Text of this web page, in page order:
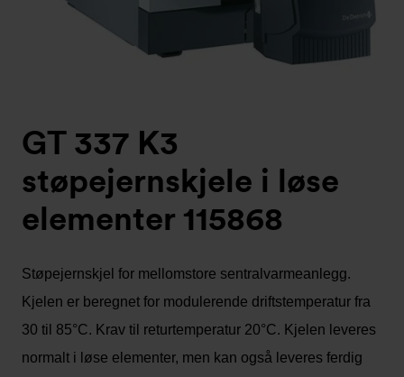
GT 337 K3
støpejernskjele i løse
elementer 115868
Støpejernskjel for mellomstore sentralvarmeanlegg.
Kjelen er beregnet for modulerende driftstemperatur fra
30 til 85°C. Krav til returtemperatur 20°C. Kjelen leveres
normalt i løse elementer, men kan også leveres ferdig